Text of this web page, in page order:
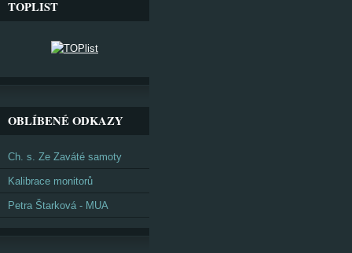
TOPLIST
OBLÍBENÉ ODKAZY
Ch. s. Ze Zaváté samoty
Kalibrace monitorů
Petra Štarková - MUA